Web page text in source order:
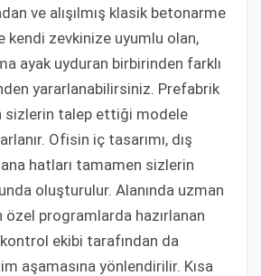
ve alışılmış klasik betonarme
kendi zevkinize uyumlu olan,
ayak uyduran birbirinden farklı
yararlanabilirsiniz. Prefabrik
sizlerin talep ettiği modele
Ofisin iç tasarımı, dış
hatları tamamen sizlerin
oluşturulur. Alanında uzman
özel programlarda hazırlanan
ekibi tarafından da
aşamasına yönlendirilir. Kısa